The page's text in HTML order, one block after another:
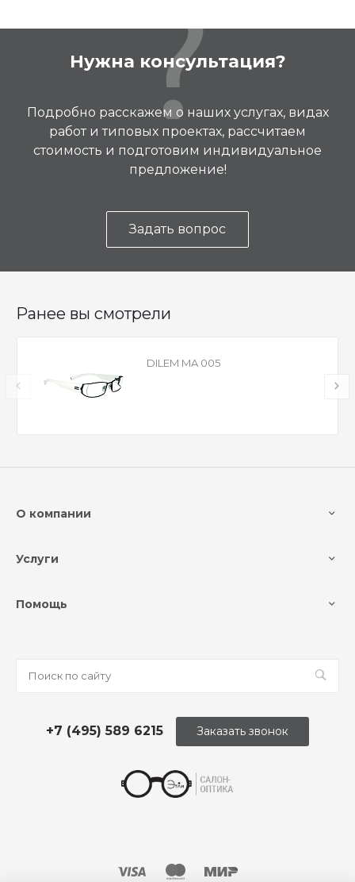
Нужна консультация?
Подробно расскажем о наших услугах, видах
работ и типовых проектах, рассчитаем
стоимость и подготовим индивидуальное
предложение!
Задать вопрос
Ранее вы смотрели
DILEM MA 005
О компании
Услуги
Помощь
+7 (495) 589 6215 Заказать звонок